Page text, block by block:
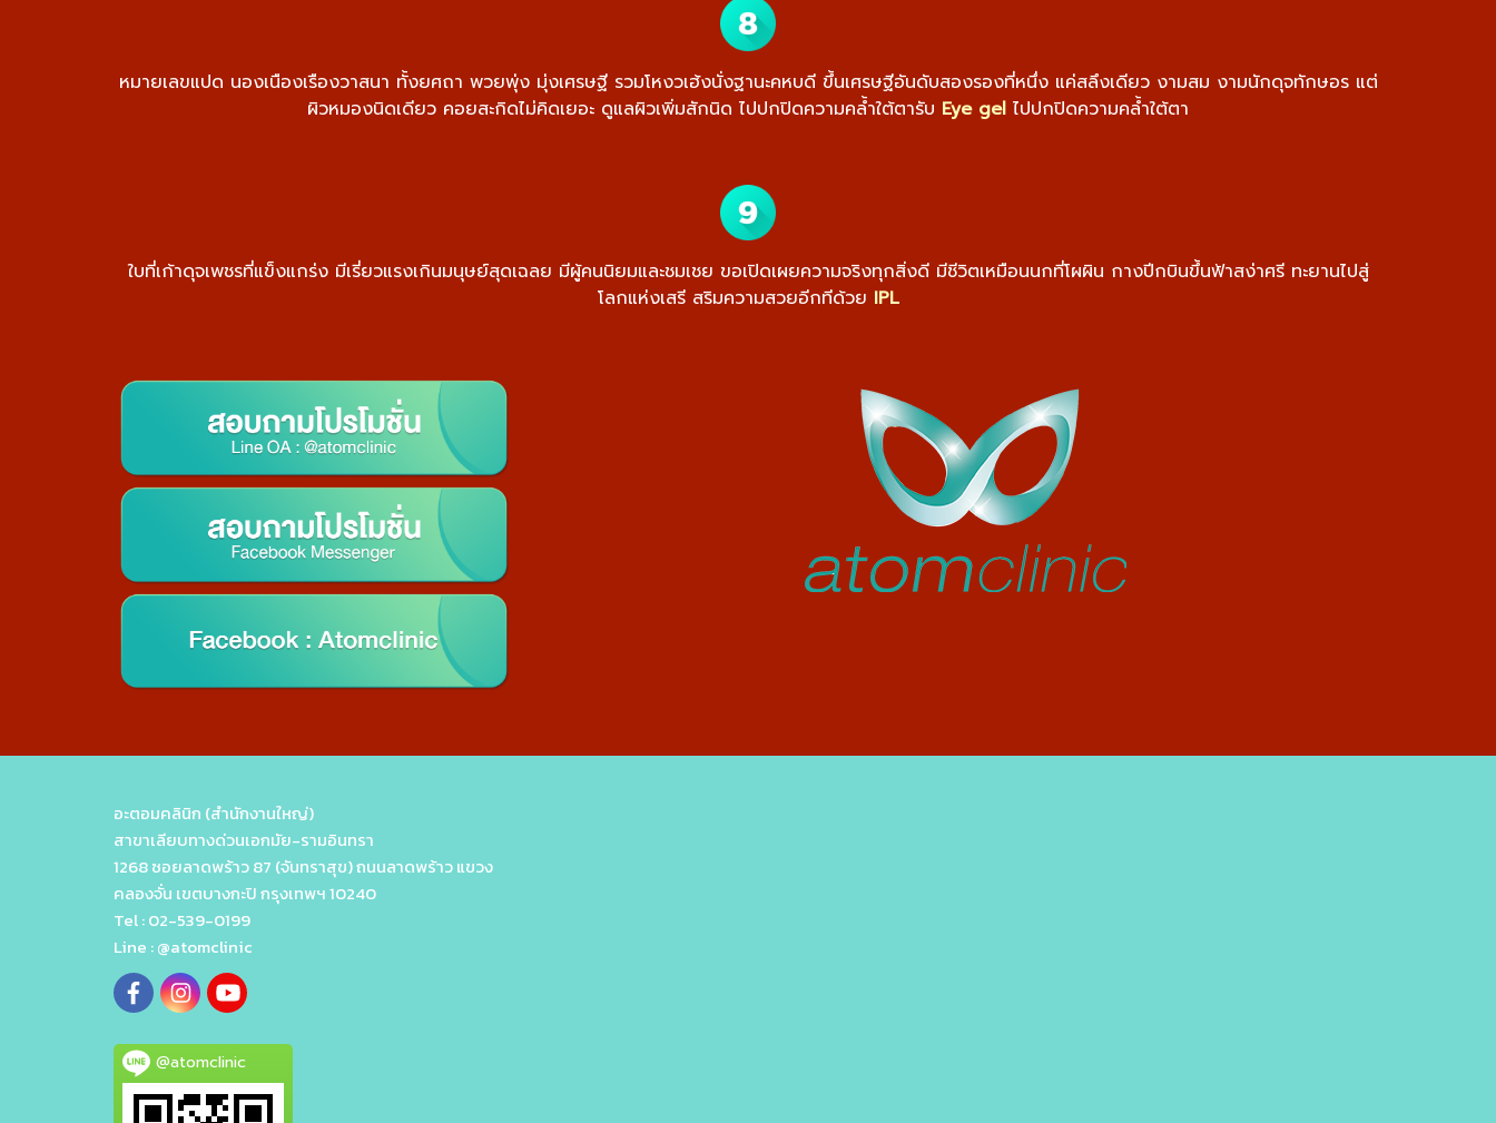
หมายเลขแปด นองเนืองเรืองวาสนา ทั้งยศถา พวยพุ่ง มุ่งเศรษฐี รวมโหงวเฮ้งนั่งฐานะคหบดี ขึ้นเศรษฐีอันดับสองรองที่หนึ่ง แค่สลึงเดียว งามสม งามนักดุจทักษอร แต่
ผิวหมองนิดเดียว คอยสะกิดไม่คิดเยอะ ดูแลผิวเพิ่มสักนิด ไปปกปิดความคล้ำใต้ตารับ Eye gel ไปปกปิดความคล้ำใต้ตา
ใบที่เก้าดุจเพชรที่แข็งแกร่ง มีเรี่ยวแรงเกินมนุษย์สุดเฉลย มีผู้คนนิยมและชมเชย ขอเปิดเผยความจริงทุกสิ่งดี มีชีวิตเหมือนนกที่โผผิน กางปีกบินขึ้นฟ้าสง่าศรี ทะยานไปสู่
โลกแห่งเสรี สริมความสวยอีกทีด้วย IPL
อะตอมคลินิก (สำนักงานใหญ่)
สาขาเลียบทางด่วนเอกมัย-รามอินทรา
1268 ซอยลาดพร้าว 87 (จันทราสุข) ถนนลาดพร้าว แขวง
คลองจั่น เขตบางกะปิ กรุงเทพฯ 10240
Tel : 02-539-0199
Line : @atomclinic
@atomclinic